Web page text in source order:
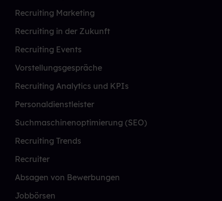
Recruiting Marketing
Recruiting in der Zukunft
Recruiting Events
Vorstellungsgespräche
Recruiting Analytics und KPIs
Personaldienstleister
Suchmaschinenoptimierung (SEO)
Recruiting Trends
Recruiter
Absagen von Bewerbungen
Jobbörsen